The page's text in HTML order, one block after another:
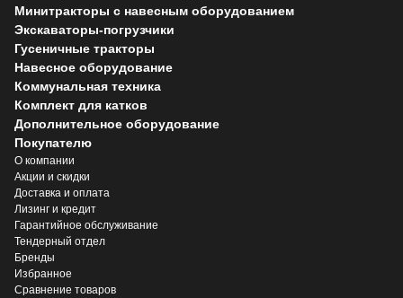
Минитракторы с навесным оборудованием
Экскаваторы-погрузчики
Гусеничные тракторы
Навесное оборудование
Коммунальная техника
Комплект для катков
Дополнительное оборудование
Покупателю
О компании
Акции и скидки
Доставка и оплата
Лизинг и кредит
Гарантийное обслуживание
Тендерный отдел
Бренды
Избранное
Сравнение товаров